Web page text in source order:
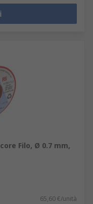
Filo, Ø 0.7 mm,
65,60 €/unità